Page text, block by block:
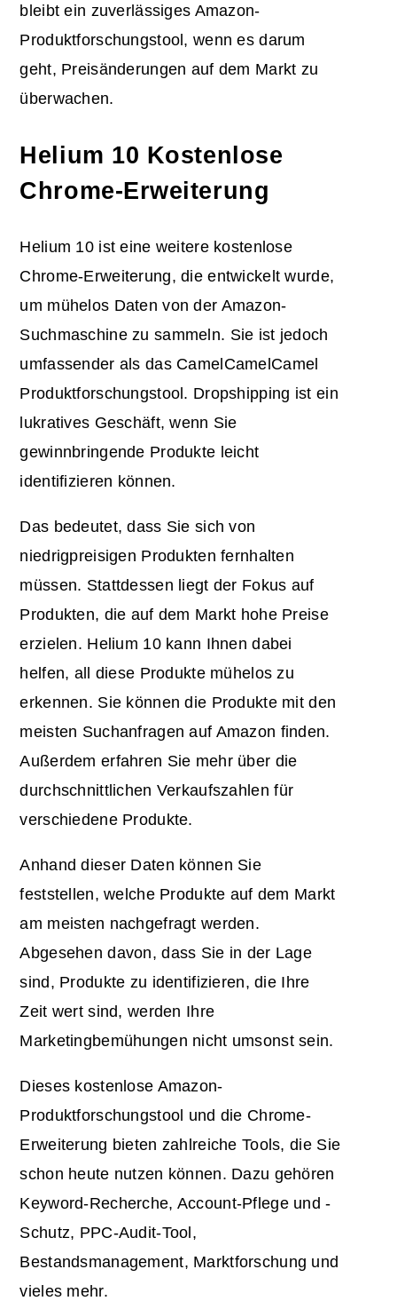
bleibt ein zuverlässiges Amazon-
Produktforschungstool, wenn es darum
geht, Preisänderungen auf dem Markt zu
überwachen.
Helium 10 Kostenlose
Chrome-Erweiterung
Helium 10 ist eine weitere kostenlose
Chrome-Erweiterung, die entwickelt wurde,
um mühelos Daten von der Amazon-
Suchmaschine zu sammeln. Sie ist jedoch
umfassender als das CamelCamelCamel
Produktforschungstool. Dropshipping ist ein
lukratives Geschäft, wenn Sie
gewinnbringende Produkte leicht
identifizieren können.
Das bedeutet, dass Sie sich von
niedrigpreisigen Produkten fernhalten
müssen. Stattdessen liegt der Fokus auf
Produkten, die auf dem Markt hohe Preise
erzielen. Helium 10 kann Ihnen dabei
helfen, all diese Produkte mühelos zu
erkennen. Sie können die Produkte mit den
meisten Suchanfragen auf Amazon finden.
Außerdem erfahren Sie mehr über die
durchschnittlichen Verkaufszahlen für
verschiedene Produkte.
Anhand dieser Daten können Sie
feststellen, welche Produkte auf dem Markt
am meisten nachgefragt werden.
Abgesehen davon, dass Sie in der Lage
sind, Produkte zu identifizieren, die Ihre
Zeit wert sind, werden Ihre
Marketingbemühungen nicht umsonst sein.
Dieses kostenlose Amazon-
Produktforschungstool und die Chrome-
Erweiterung bieten zahlreiche Tools, die Sie
schon heute nutzen können. Dazu gehören
Keyword-Recherche, Account-Pflege und -
Schutz, PPC-Audit-Tool,
Bestandsmanagement, Marktforschung und
vieles mehr.